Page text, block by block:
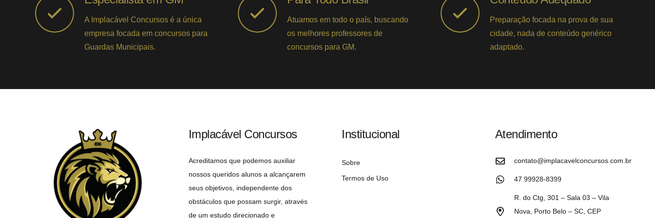
A Implacável Concursos é a única
empresa focada em concursos para
Guardas Municipais.
Atuamos em todo o país, buscando
os melhores professores de
concursos para GM.
Preparação focada na prova de sua
cidade, nada de conteúdo genérico
adaptado.
Implacável Concursos
Acreditamos que podemos auxiliar
nossos queridos alunos a alcançarem
seus objetivos, independente dos
obstáculos que possam surgir, através
de um estudo direcionado e
Institucional
Sobre
Termos de Uso
Atendimento
contato@implacavelconcursos.com.br
47 99928-8399
R. do Ctg, 301 – Sala 03 – Vila
Nova, Porto Belo – SC, CEP